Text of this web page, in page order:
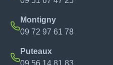
Montigny
09 72 97 61 78
Puteaux
09 56 14 81 83